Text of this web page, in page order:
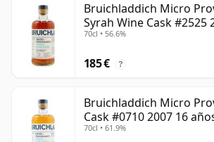
Bruichladdich Micro
Syrah Wine Cask #2525
70cl • 56.6%
185 € ?
Bruichladdich Micro
Cask #0710 2007 16
70cl • 61.9%